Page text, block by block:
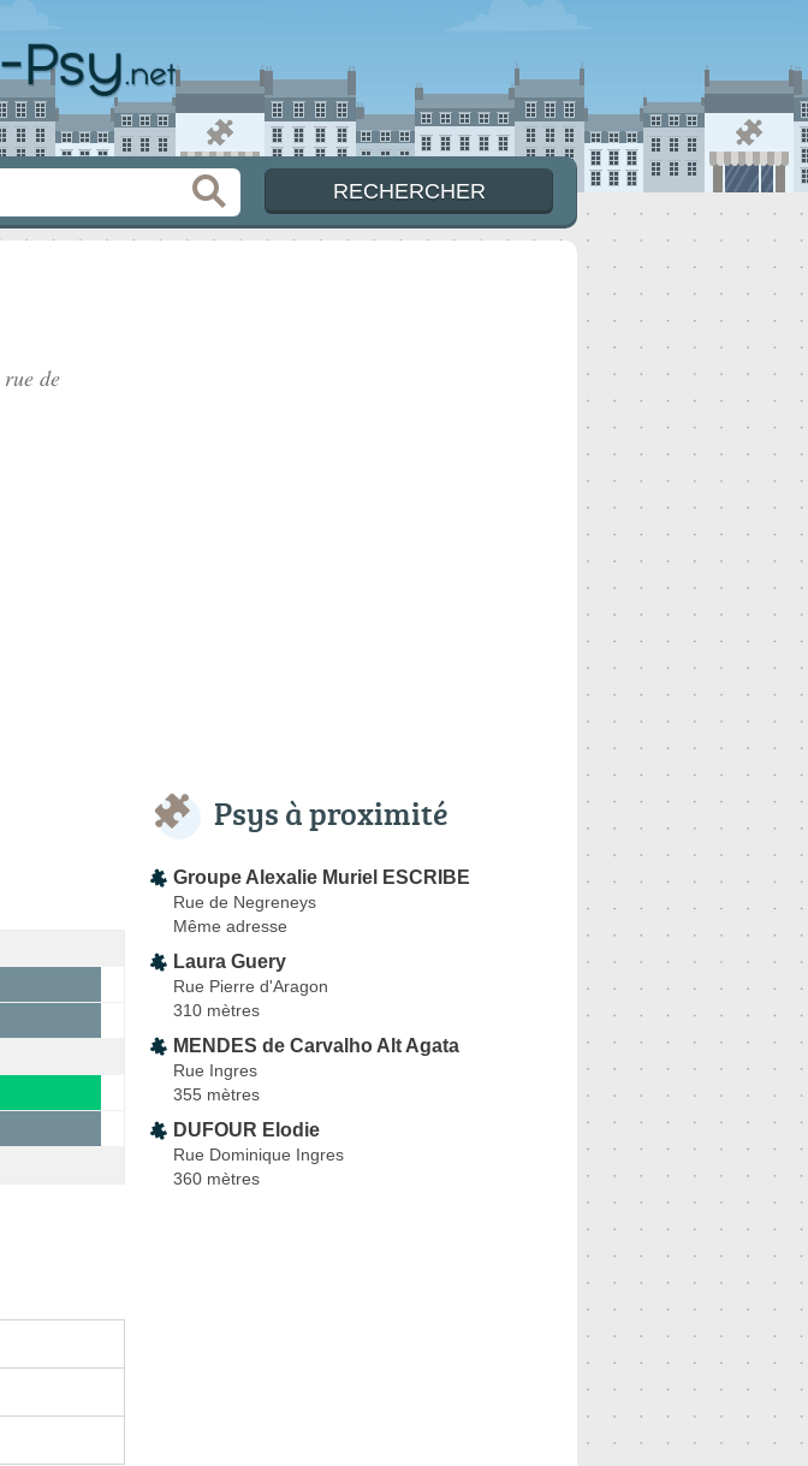
rue de
Psys à proximité
Groupe Alexalie Muriel ESCRIBE
Rue de Negreneys
Même adresse
Laura Guery
Rue Pierre d'Aragon
310 mètres
MENDES de Carvalho Alt Agata
Rue Ingres
355 mètres
DUFOUR Elodie
Rue Dominique Ingres
360 mètres